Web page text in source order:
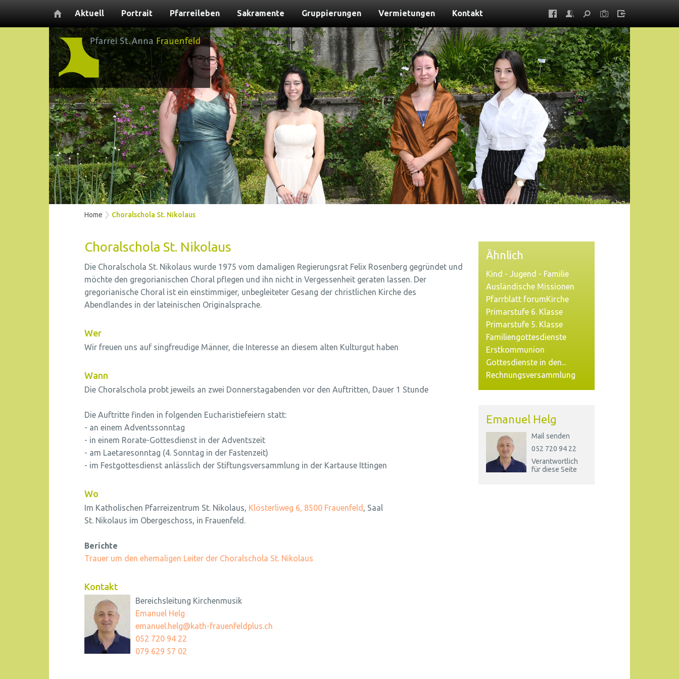
Aktuell Portrait Pfarreileben Sakramente Gruppierungen Vermietungen Kontakt
Home Choralschola St. Nikolaus
Ähnlich
Kind - Jugend - Familie
Ausländische Missionen
Pfarrblatt forumKirche
Primarstufe 6. Klasse
Primarstufe 5. Klasse
Familiengottesdienste
Erstkommunion
Gottesdienste in den...
Rechnungsversammlung
Emanuel Helg
Mail senden
052 720 94 22
Verantwortlich
für diese Seite
Choralschola St. Nikolaus
Die Choralschola St. Nikolaus wurde 1975 vom damaligen Regierungsrat Felix Rosenberg gegründet und
möchte den gregorianischen Choral pflegen und ihn nicht in Vergessenheit geraten lassen. Der
gregorianische Choral ist ein einstimmiger, unbegleiteter Gesang der christlichen Kirche des
Abendlandes in der lateinischen Originalsprache.
Wer
Wir freuen uns auf singfreudige Männer, die Interesse an diesem alten Kulturgut haben
Wann
Die Choralschola probt jeweils an zwei Donnerstagabenden vor den Auftritten, Dauer 1 Stunde
Die Auftritte finden in folgenden Eucharistiefeiern statt:
- an einem Adventssonntag
- in einem Rorate-Gottesdienst in der Adventszeit
- am Laetaresonntag (4. Sonntag in der Fastenzeit)
- im Festgottesdienst anlässlich der Stiftungsversammlung in der Kartause Ittingen
Wo
Im Katholischen Pfarreizentrum St. Nikolaus, Klösterliweg 6, 8500 Frauenfeld , Saal
St. Nikolaus im Obergeschoss, in Frauenfeld.
Berichte
Trauer um den ehemaligen Leiter der Choralschola St. Nikolaus
Kontakt
Bereichsleitung Kirchenmusik
Emanuel Helg
emanuel.helg@kath-frauenfeldplus.ch
052 720 94 22
079 629 57 02